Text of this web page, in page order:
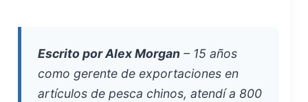
Escrito por Alex Morgan – 15 años
como gerente de exportaciones en
artículos de pesca chinos, atendí a 800